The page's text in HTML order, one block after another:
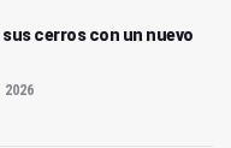
cerros con un nuevo
2026